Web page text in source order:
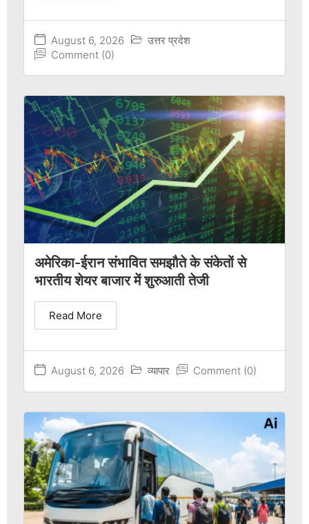
August 6, 2026
उत्तर प्रदेश
Comment (0)
अमेरिका-ईरान संभावित समझौते के संकेतों से
भारतीय शेयर बाजार में शुरुआती तेजी
August 6, 2026 व्यापार Comment (0)
Read More